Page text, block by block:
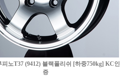
피노T37 (9412) 블랙폴리쉬 [하중750kg] KC인
증